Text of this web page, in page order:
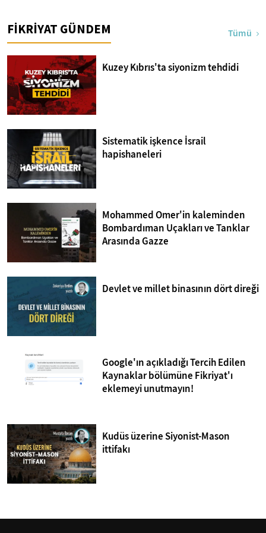
FİKRİYAT GÜNDEM Tümü
Kuzey Kıbrıs'ta siyonizm tehdidi
Sistematik işkence İsrail
hapishaneleri
Mohammed Omer'in kaleminden
Bombardıman Uçakları ve Tanklar
Arasında Gazze
Devlet ve millet binasının dört direği
Google'ın açıkladığı Tercih Edilen
Kaynaklar bölümüne Fikriyat'ı
eklemeyi unutmayın!
Kudüs üzerine Siyonist-Mason
ittifakı